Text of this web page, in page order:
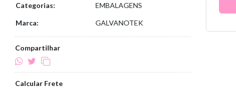
Categorias: EMBALAGENS
Marca: GALVANOTEK
Compartilhar
Calcular Frete